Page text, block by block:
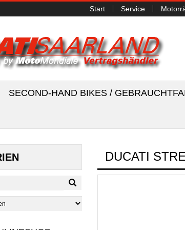
Start Service
SECOND-HAND BIKES /
DUCATI